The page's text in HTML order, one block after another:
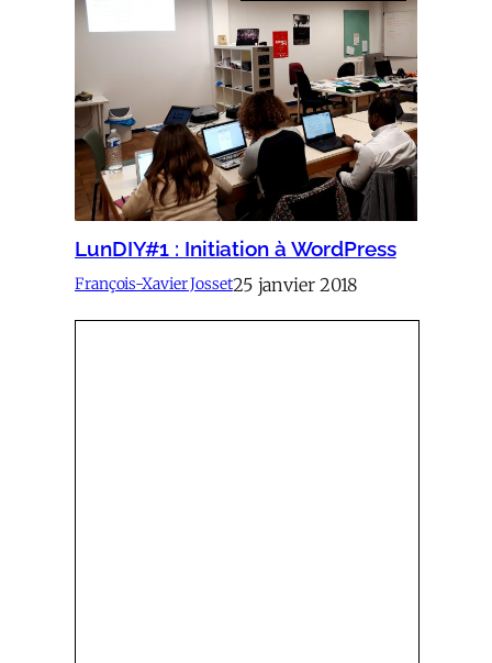
LunDIY#1 : Initiation à WordPress
François-Xavier Josset25 janvier 2018